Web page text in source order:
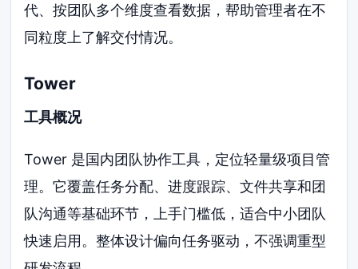
代、按团队多个维度查看数据，帮助管理者在不
同粒度上了解交付情况。
Tower
工具概况
Tower 是国内团队协作工具，定位轻量级项目管
理。它覆盖任务分配、进度跟踪、文件共享和团
队沟通等基础环节，上手门槛低，适合中小团队
快速启用。整体设计偏向任务驱动，不强调重型